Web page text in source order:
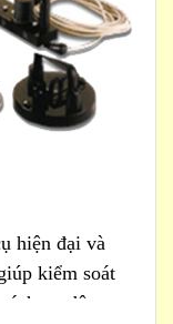
hiện đại và
kiểm soát
cơ động